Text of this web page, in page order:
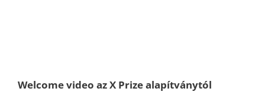
Welcome video az X Prize alapítványtól